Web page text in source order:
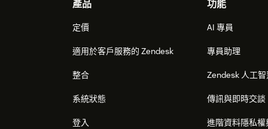
Footer產品
定價
適用於客戶服務的 Zendesk
整合
系統狀態
登入
功能
AI 專員
專員助理
Zendesk 人工
傳訊與即時交談
進階資料隱私權